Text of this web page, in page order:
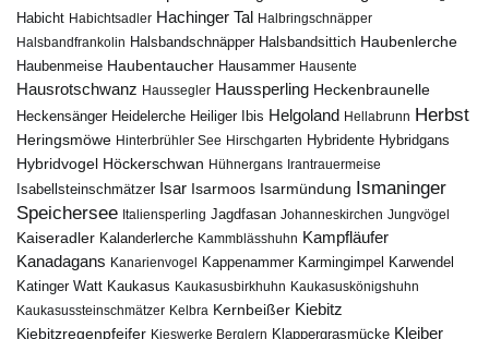
Habicht Habichtsadler Hachinger Tal Halbringschnäpper
Halsbandfrankolin Halsbandschnäpper Halsbandsittich Haubenlerche
Haubenmeise Haubentaucher Hausammer Hausente
Hausrotschwanz Haussegler Haussperling Heckenbraunelle
Heckensänger Heidelerche Heiliger Ibis Helgoland Hellabrunn Herbst
Heringsmöwe Hinterbrühler See Hirschgarten Hybridente Hybridgans
Hybridvogel Höckerschwan Hühnergans Irantrauermeise
Isabellsteinschmätzer Isar Isarmoos Isarmündung Ismaninger
Speichersee Italiensperling Jagdfasan Johanneskirchen Jungvögel
Kaiseradler Kalanderlerche Kammblässhuhn Kampfläufer
Kanadagans Kanarienvogel Kappenammer Karmingimpel Karwendel
Katinger Watt Kaukasus Kaukasusbirkhuhn Kaukasuskönigshuhn
Kaukasussteinschmätzer Kelbra Kernbeißer Kiebitz
Kiebitzregenpfeifer Kieswerke Berglern Klappergrasmücke Kleiber